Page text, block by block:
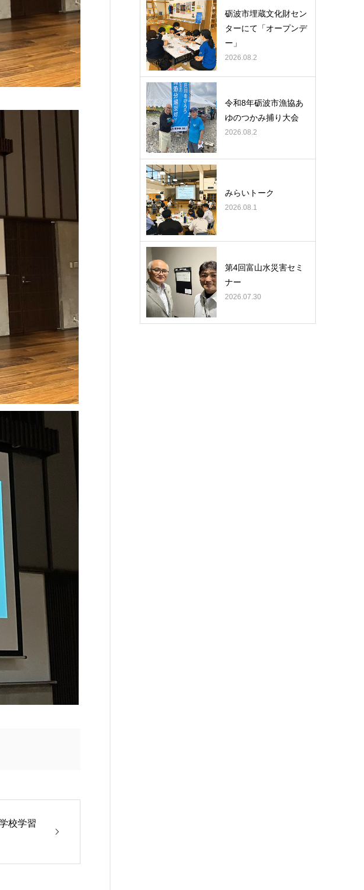
校学習
砺波市埋蔵文化財セン
ターにて「オープンデ
ー」
2026.08.2
令和8年砺波市漁協あ
ゆのつかみ捕り大会
2026.08.2
みらいトーク
2026.08.1
第4回富山水災害セミ
ナー
2026.07.30